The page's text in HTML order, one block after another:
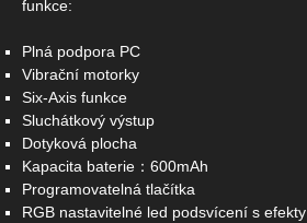
funkce:
Plná podpora PC
Vibrační motorky
Six-Axis funkce
Sluchátkový výstup
Dotyková plocha
Kapacita baterie：600mAh
Programovatelná tlačítka
RGB nastavitelné led podsvícení s efekty